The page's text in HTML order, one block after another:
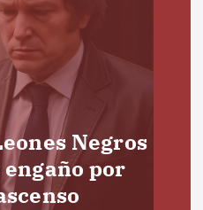
Negros
engaño por